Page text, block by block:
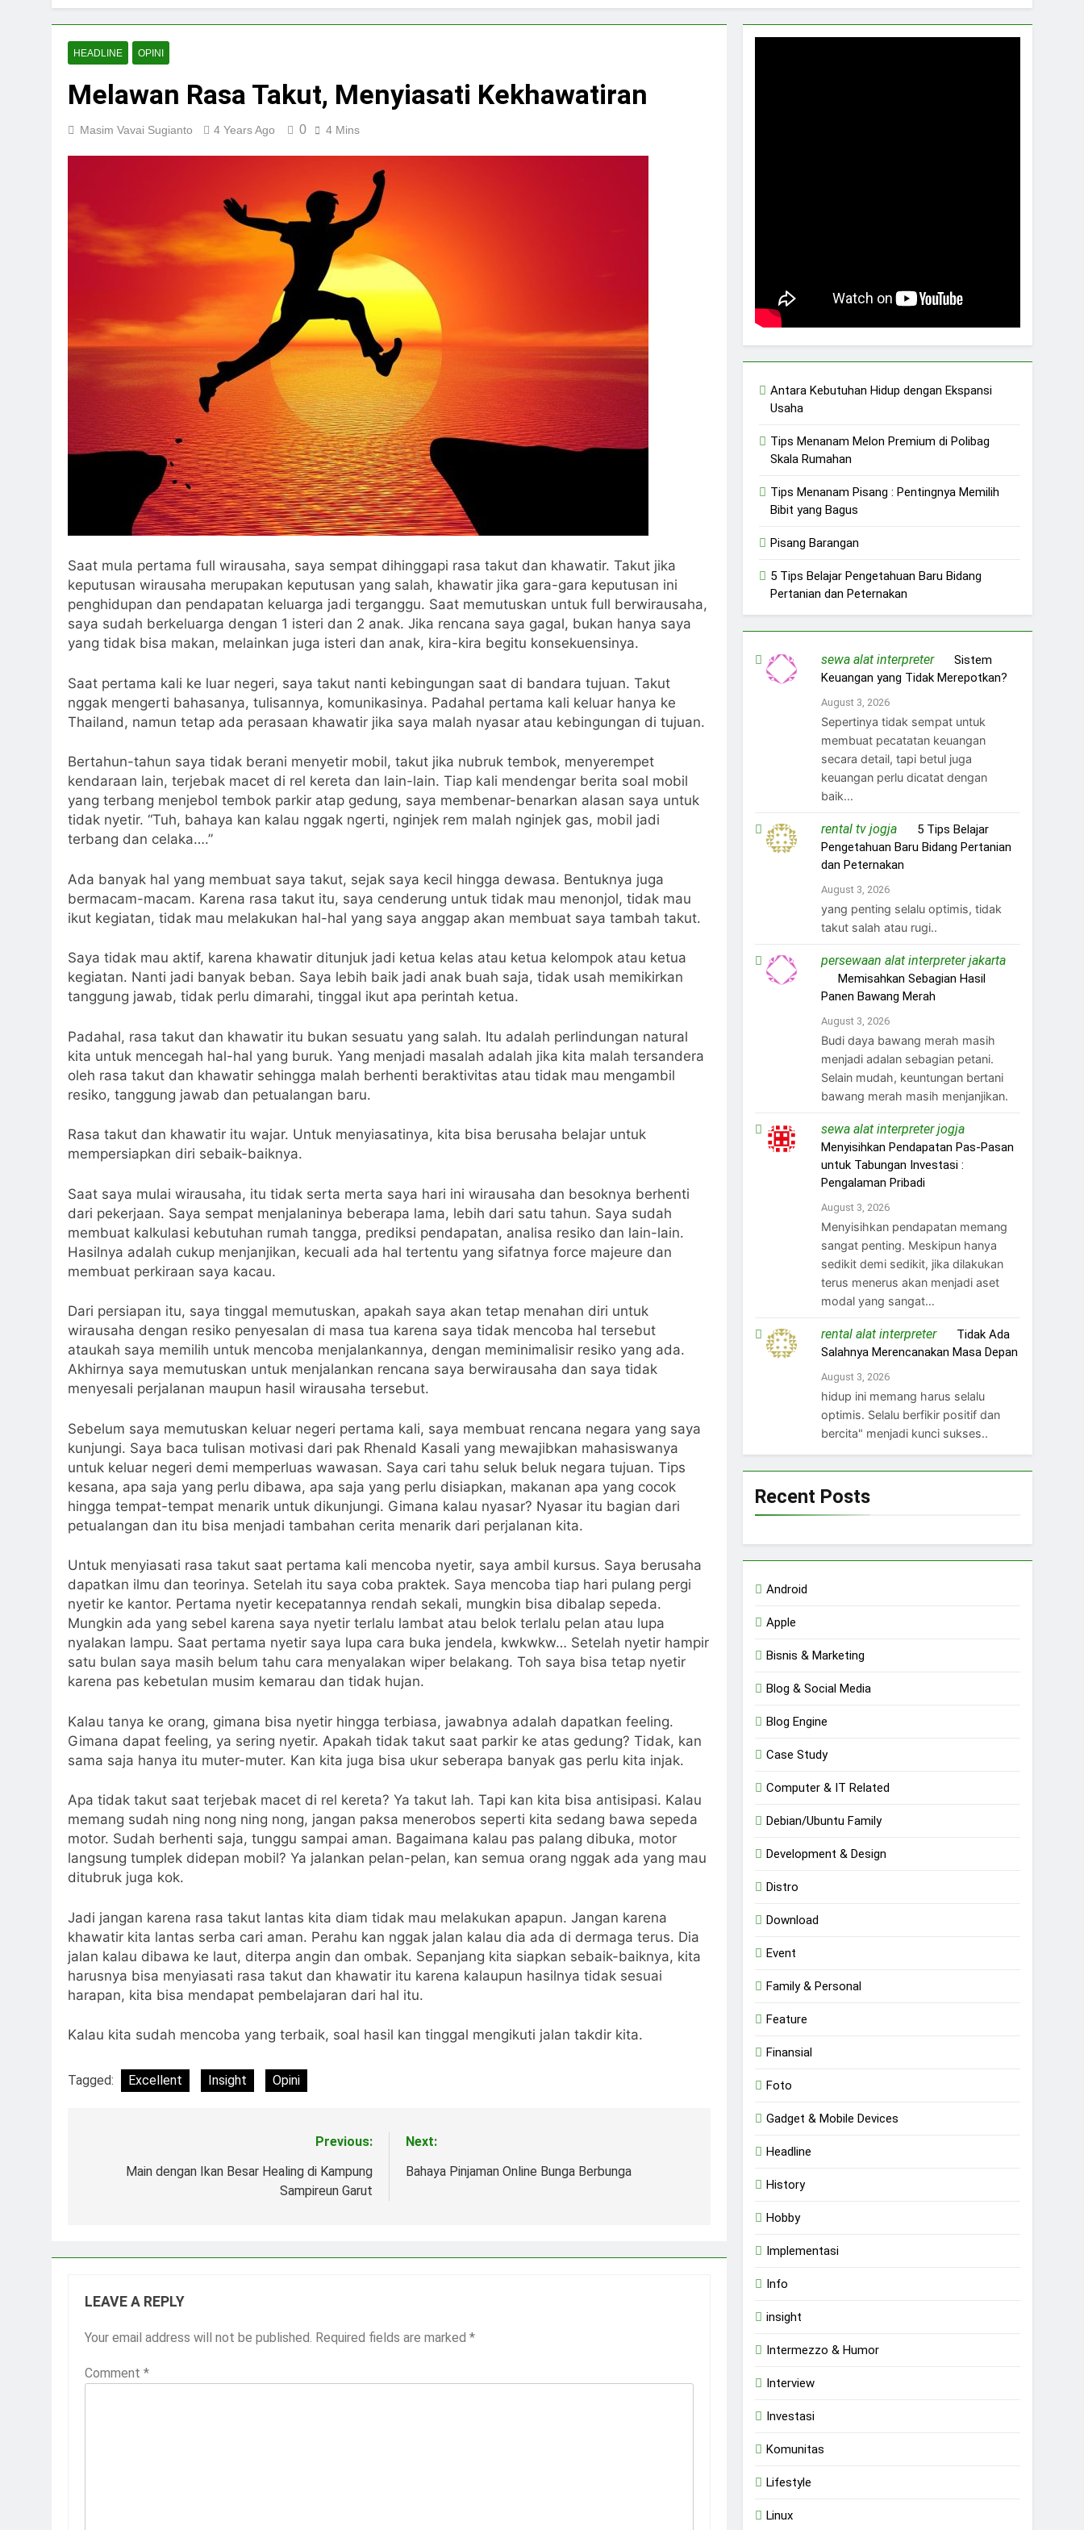
HEADLINE OPINI
Melawan Rasa Takut, Menyiasati Kekhawatiran
Masim Vavai Sugianto 4 Years Ago 0 4 Mins
Saat mula pertama full wirausaha, saya sempat dihinggapi rasa takut dan khawatir. Takut jika
keputusan wirausaha merupakan keputusan yang salah, khawatir jika gara-gara keputusan ini
penghidupan dan pendapatan keluarga jadi terganggu. Saat memutuskan untuk full berwirausaha,
saya sudah berkeluarga dengan 1 isteri dan 2 anak. Jika rencana saya gagal, bukan hanya saya
yang tidak bisa makan, melainkan juga isteri dan anak, kira-kira begitu konsekuensinya.
Saat pertama kali ke luar negeri, saya takut nanti kebingungan saat di bandara tujuan. Takut
nggak mengerti bahasanya, tulisannya, komunikasinya. Padahal pertama kali keluar hanya ke
Thailand, namun tetap ada perasaan khawatir jika saya malah nyasar atau kebingungan di tujuan.
Bertahun-tahun saya tidak berani menyetir mobil, takut jika nubruk tembok, menyerempet
kendaraan lain, terjebak macet di rel kereta dan lain-lain. Tiap kali mendengar berita soal mobil
yang terbang menjebol tembok parkir atap gedung, saya membenar-benarkan alasan saya untuk
tidak nyetir. “Tuh, bahaya kan kalau nggak ngerti, nginjek rem malah nginjek gas, mobil jadi
terbang dan celaka….”
Ada banyak hal yang membuat saya takut, sejak saya kecil hingga dewasa. Bentuknya juga
bermacam-macam. Karena rasa takut itu, saya cenderung untuk tidak mau menonjol, tidak mau
ikut kegiatan, tidak mau melakukan hal-hal yang saya anggap akan membuat saya tambah takut.
Saya tidak mau aktif, karena khawatir ditunjuk jadi ketua kelas atau ketua kelompok atau ketua
kegiatan. Nanti jadi banyak beban. Saya lebih baik jadi anak buah saja, tidak usah memikirkan
tanggung jawab, tidak perlu dimarahi, tinggal ikut apa perintah ketua.
Padahal, rasa takut dan khawatir itu bukan sesuatu yang salah. Itu adalah perlindungan natural
kita untuk mencegah hal-hal yang buruk. Yang menjadi masalah adalah jika kita malah tersandera
oleh rasa takut dan khawatir sehingga malah berhenti beraktivitas atau tidak mau mengambil
resiko, tanggung jawab dan petualangan baru.
Rasa takut dan khawatir itu wajar. Untuk menyiasatinya, kita bisa berusaha belajar untuk
mempersiapkan diri sebaik-baiknya.
Saat saya mulai wirausaha, itu tidak serta merta saya hari ini wirausaha dan besoknya berhenti
dari pekerjaan. Saya sempat menjalaninya beberapa lama, lebih dari satu tahun. Saya sudah
membuat kalkulasi kebutuhan rumah tangga, prediksi pendapatan, analisa resiko dan lain-lain.
Hasilnya adalah cukup menjanjikan, kecuali ada hal tertentu yang sifatnya force majeure dan
membuat perkiraan saya kacau.
Dari persiapan itu, saya tinggal memutuskan, apakah saya akan tetap menahan diri untuk
wirausaha dengan resiko penyesalan di masa tua karena saya tidak mencoba hal tersebut
ataukah saya memilih untuk mencoba menjalankannya, dengan meminimalisir resiko yang ada.
Akhirnya saya memutuskan untuk menjalankan rencana saya berwirausaha dan saya tidak
menyesali perjalanan maupun hasil wirausaha tersebut.
Sebelum saya memutuskan keluar negeri pertama kali, saya membuat rencana negara yang saya
kunjungi. Saya baca tulisan motivasi dari pak Rhenald Kasali yang mewajibkan mahasiswanya
untuk keluar negeri demi memperluas wawasan. Saya cari tahu seluk beluk negara tujuan. Tips
kesana, apa saja yang perlu dibawa, apa saja yang perlu disiapkan, makanan apa yang cocok
hingga tempat-tempat menarik untuk dikunjungi. Gimana kalau nyasar? Nyasar itu bagian dari
petualangan dan itu bisa menjadi tambahan cerita menarik dari perjalanan kita.
Untuk menyiasati rasa takut saat pertama kali mencoba nyetir, saya ambil kursus. Saya berusaha
dapatkan ilmu dan teorinya. Setelah itu saya coba praktek. Saya mencoba tiap hari pulang pergi
nyetir ke kantor. Pertama nyetir kecepatannya rendah sekali, mungkin bisa dibalap sepeda.
Mungkin ada yang sebel karena saya nyetir terlalu lambat atau belok terlalu pelan atau lupa
nyalakan lampu. Saat pertama nyetir saya lupa cara buka jendela, kwkwkw… Setelah nyetir hampir
satu bulan saya masih belum tahu cara menyalakan wiper belakang. Toh saya bisa tetap nyetir
karena pas kebetulan musim kemarau dan tidak hujan.
Kalau tanya ke orang, gimana bisa nyetir hingga terbiasa, jawabnya adalah dapatkan feeling.
Gimana dapat feeling, ya sering nyetir. Apakah tidak takut saat parkir ke atas gedung? Tidak, kan
sama saja hanya itu muter-muter. Kan kita juga bisa ukur seberapa banyak gas perlu kita injak.
Apa tidak takut saat terjebak macet di rel kereta? Ya takut lah. Tapi kan kita bisa antisipasi. Kalau
memang sudah ning nong ning nong, jangan paksa menerobos seperti kita sedang bawa sepeda
motor. Sudah berhenti saja, tunggu sampai aman. Bagaimana kalau pas palang dibuka, motor
langsung tumplek didepan mobil? Ya jalankan pelan-pelan, kan semua orang nggak ada yang mau
ditubruk juga kok.
Jadi jangan karena rasa takut lantas kita diam tidak mau melakukan apapun. Jangan karena
khawatir kita lantas serba cari aman. Perahu kan nggak jalan kalau dia ada di dermaga terus. Dia
jalan kalau dibawa ke laut, diterpa angin dan ombak. Sepanjang kita siapkan sebaik-baiknya, kita
harusnya bisa menyiasati rasa takut dan khawatir itu karena kalaupun hasilnya tidak sesuai
harapan, kita bisa mendapat pembelajaran dari hal itu.
Kalau kita sudah mencoba yang terbaik, soal hasil kan tinggal mengikuti jalan takdir kita.
Tagged: Excellent Insight Opini
navigation
Previous:
Main dengan Ikan Besar Healing di Kampung
Sampireun Garut
Next:
Bahaya Pinjaman Online Bunga Berbunga
LEAVE A REPLY
Your email address will not be published. Required fields are marked *
Comment *
Antara Kebutuhan Hidup dengan Ekspansi
Usaha
Tips Menanam Melon Premium di Polibag
Skala Rumahan
Tips Menanam Pisang : Pentingnya Memilih
Bibit yang Bagus
Pisang Barangan
5 Tips Belajar Pengetahuan Baru Bidang
Pertanian dan Peternakan
sewa alat interpreteron Sistem
Keuangan yang Tidak Merepotkan?
August 3, 2026
Sepertinya tidak sempat untuk
membuat pecatatan keuangan
secara detail, tapi betul juga
keuangan perlu dicatat dengan
baik...
rental tv jogjaon 5 Tips Belajar
Pengetahuan Baru Bidang Pertanian
dan Peternakan
August 3, 2026
yang penting selalu optimis, tidak
takut salah atau rugi..
persewaan alat interpreter jakarta
Memisahkan Sebagian Hasil
Panen Bawang Merah
August 3, 2026
Budi daya bawang merah masih
menjadi adalan sebagian petani.
Selain mudah, keuntungan bertani
bawang merah masih menjanjikan.
sewa alat interpreter jogjaon
Menyisihkan Pendapatan Pas-Pasan
untuk Tabungan Investasi :
Pengalaman Pribadi
August 3, 2026
Menyisihkan pendapatan memang
sangat penting. Meskipun hanya
sedikit demi sedikit, jika dilakukan
terus menerus akan menjadi aset
modal yang sangat…
rental alat interpreteron Tidak Ada
Salahnya Merencanakan Masa Depan
August 3, 2026
hidup ini memang harus selalu
optimis. Selalu berfikir positif dan
bercita" menjadi kunci sukses..
Recent Posts
Android
Apple
Bisnis & Marketing
Blog & Social Media
Blog Engine
Case Study
Computer & IT Related
Debian/Ubuntu Family
Development & Design
Distro
Download
Event
Family & Personal
Feature
Finansial
Foto
Gadget & Mobile Devices
Headline
History
Hobby
Implementasi
Info
insight
Intermezzo & Humor
Interview
Investasi
Komunitas
Lifestyle
Linux